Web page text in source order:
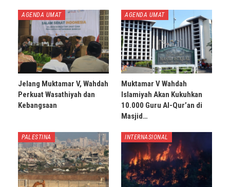
AGENDA UMAT
Jelang Muktamar V, Wahdah
Perkuat Wasathiyah dan
Kebangsaan
AGENDA UMAT
Muktamar V Wahdah
Islamiyah Akan Kukuhkan
10.000 Guru Al-Qur’an di
Masjid…
PALESTINA INTERNASIONAL